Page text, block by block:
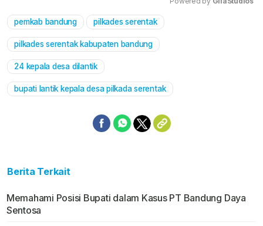
pemkab bandung pilkades serentak
pilkades serentak kabupaten bandung
24 kepala desa dilantik
bupati lantik kepala desa pilkada serentak
Berita Terkait
Memahami Posisi Bupati dalam Kasus PT Bandung Daya
Sentosa